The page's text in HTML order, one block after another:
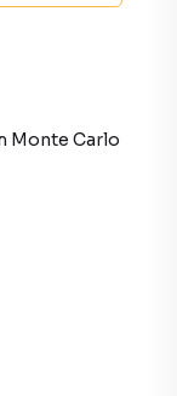
Monte Carlo
e um ótimo